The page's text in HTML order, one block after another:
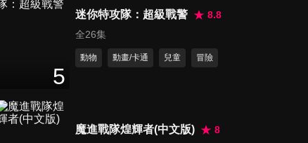
箱
燈
5
迷你特攻隊：超級戰警
8.8
全26集
動物 動畫/卡通 兒童 冒險
魔進戰隊煌輝者(中文版)
8